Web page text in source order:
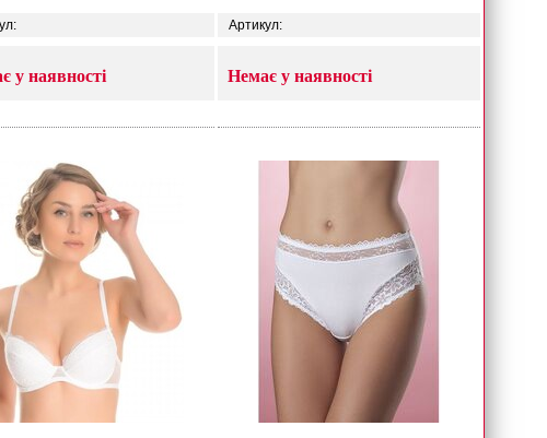
у наявності
Артикул:
Немає у наявності